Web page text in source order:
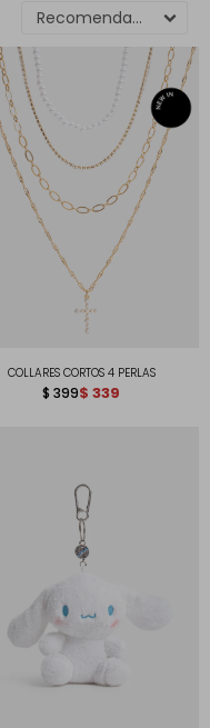
Recomendados
COLLARES CORTOS 4 PERLAS
$ 399$ 339